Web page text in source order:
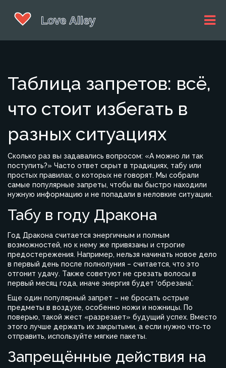
Таблица запретов: всё,
что стоит избегать в
разных ситуациях
Сколько раз вы задавались вопросом: «А можно ли так
поступить?» Часто ответ скрыт в традициях, табу или
простых правилах, о которых не говорят. Мы собрали
самые популярные запреты, чтобы вы быстро находили
нужную информацию и не попадали в неловкие ситуации.
Табу в году Дракона
Год Дракона считается энергичным и полным
возможностей, но к нему же привязаны и строгие
предостережения. Например, нельзя начинать новое дело
в первый день после полнолуния – считается, что это
отгонит удачу. Также советуют не срезать волосы в
первый месяц года, иначе энергия будет ‘обрезана’.
Еще один популярный запрет – не бросать острые
предметы в воздухе, особенно ножи и ножницы. По
поверью, такой жест «разрезает» будущий успех. Вместо
этого лучше держать их закрытыми, а если нужно что‑то
отправить, используйте мягкие пакеты.
Запрещённые действия на